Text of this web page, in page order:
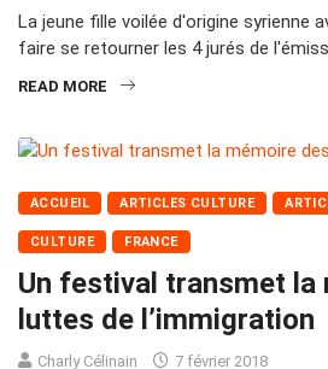
La jeune fille voilée d'origine syrienne
faire se retourner les 4 jurés de
READ MORE
ACCUEIL ARTICLES CULTURE
CULTURE FRANCE
Un festival transmet la
luttes de l’immigration
Charly Célinain 7 février 2018